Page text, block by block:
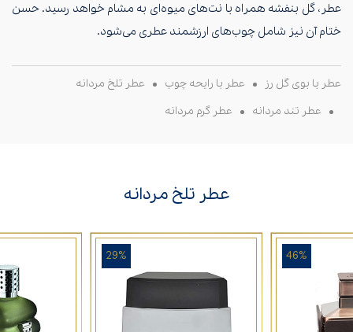
عطر، گل بنفشه همراه با نت‌های میوه‌ای به مشام خواهد رسید. حسن
ختام آن نیز شامل چوب‌های ارزشمند عطری می‌شود.
عطر با بوی گل رز عطر با رایحه چوب
عطر تلخ مردانه
عطر تند مردانه
عطر گرم مردانه
عطر تلخ مردانه
46%
29%